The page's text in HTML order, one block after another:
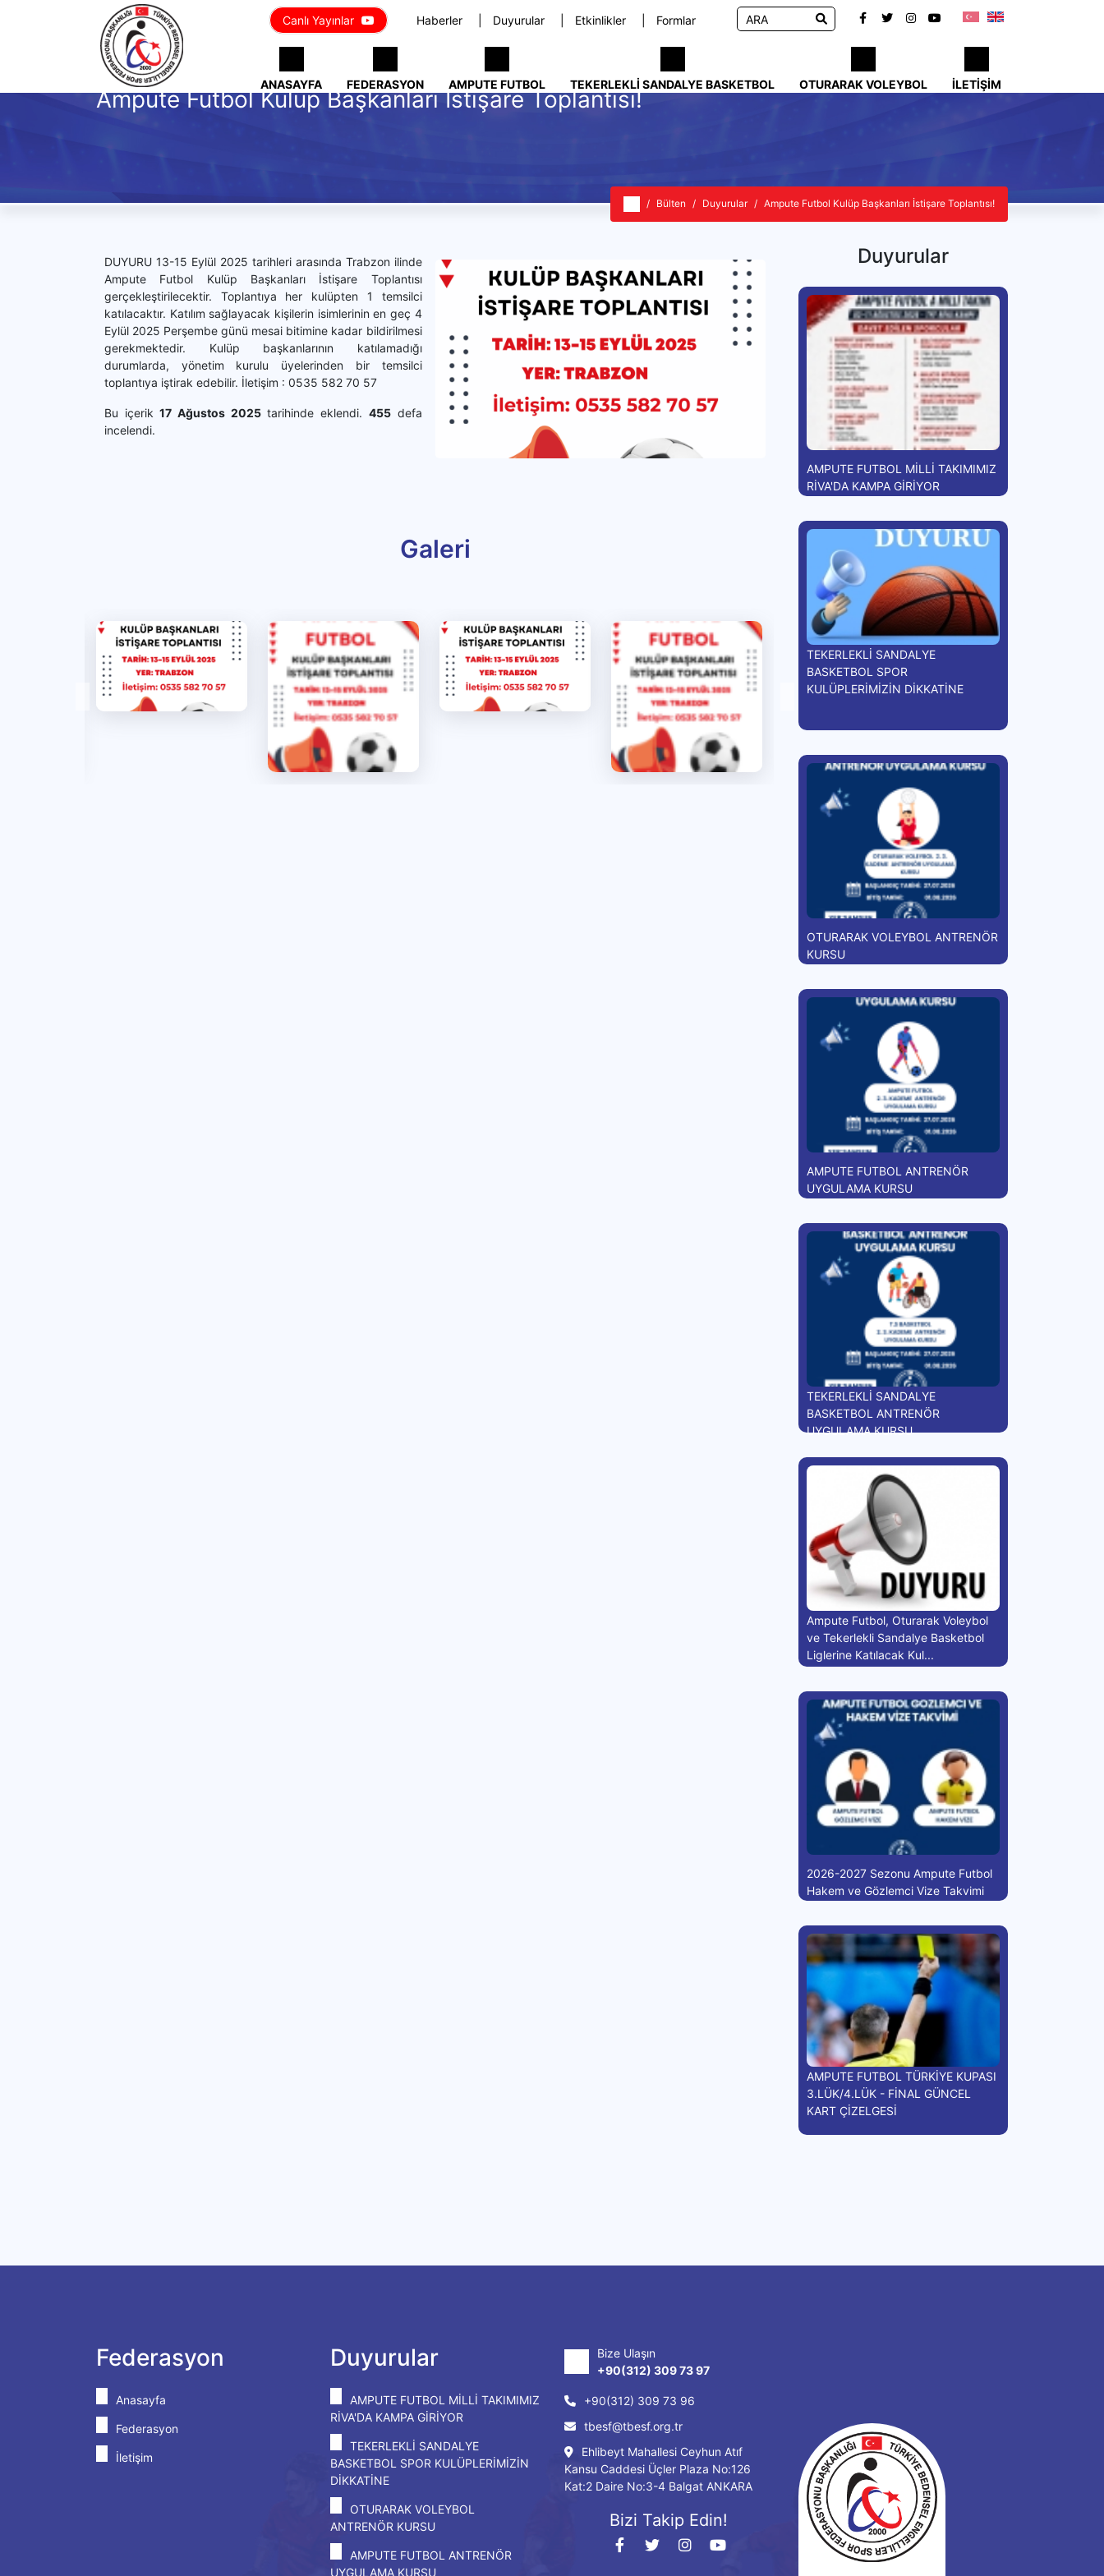
Haberler Duyurular Etkinlikler Formlar
Canlı Yayınlar
ANASAYFA FEDERASYON AMPUTE FUTBOL TEKERLEKLI SANDALYE BASKETBOL OTURARAK VOLEYBOL İLETIŞIM
Ampute Futbol Kulüp Başkanları İstişare Toplantısı!
Bülten Duyurular Ampute Futbol Kulüp Başkanları İstişare Toplantısı!
DUYURU 13-15 Eylül 2025 tarihleri arasında Trabzon ilinde
Ampute Futbol Kulüp Başkanları İstişare Toplantısı
gerçekleştirilecektir. Toplantıya her kulüpten 1 temsilci
katılacaktır. Katılım sağlayacak kişilerin isimlerinin en geç 4
Eylül 2025 Perşembe günü mesai bitimine kadar bildirilmesi
gerekmektedir. Kulüp başkanlarının katılamadığı
durumlarda, yönetim kurulu üyelerinden bir temsilci
toplantıya iştirak edebilir. İletişim : 0535 582 70 57
Bu içerik17 Ağustos 2025tarihinde eklendi. 455defa
incelendi.
Galeri
Duyurular
AMPUTE FUTBOL MİLLİ TAKIMIMIZ
RİVA'DA KAMPA GİRİYOR
TEKERLEKLİ SANDALYE
BASKETBOL SPOR
KULÜPLERİMİZİN DİKKATİNE
OTURARAK VOLEYBOL ANTRENÖR
KURSU
AMPUTE FUTBOL ANTRENÖR
UYGULAMA KURSU
TEKERLEKLİ SANDALYE
BASKETBOL ANTRENÖR
UYGULAMA KURSU
Ampute Futbol, Oturarak Voleybol
ve Tekerlekli Sandalye Basketbol
Liglerine Katılacak Kul...
2026-2027 Sezonu Ampute Futbol
Hakem ve Gözlemci Vize Takvimi
AMPUTE FUTBOL TÜRKİYE KUPASI
3.LÜK/4.LÜK - FİNAL GÜNCEL
KART ÇİZELGESİ
Federasyon
Anasayfa
Federasyon
İletişim
Duyurular
AMPUTE FUTBOL MİLLİ TAKIMIMIZ
RİVA'DA KAMPA GİRİYOR
TEKERLEKLİ SANDALYE
BASKETBOL SPOR KULÜPLERİMİZİN
DİKKATİNE
OTURARAK VOLEYBOL
ANTRENÖR KURSU
AMPUTE FUTBOL ANTRENÖR
UYGULAMA KURSU
Bize Ulaşın
+90(312) 309 73 97
+90(312) 309 73 96
tbesf@tbesf.org.tr
Ehlibeyt Mahallesi Ceyhun Atıf
Kansu Caddesi Üçler Plaza No:126
Kat:2 Daire No:3-4 Balgat ANKARA
Bizi Takip Edin!